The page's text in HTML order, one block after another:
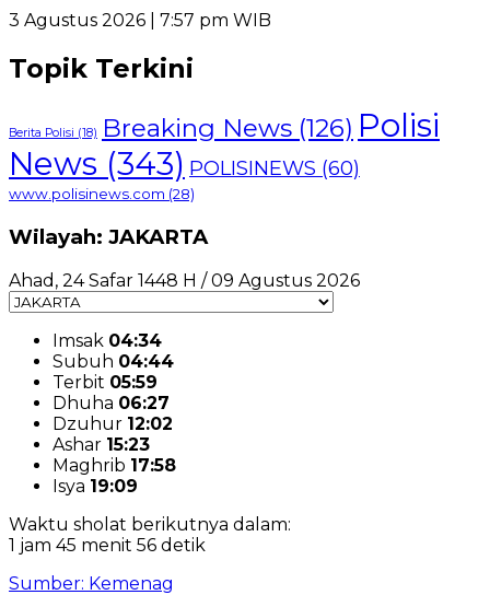
3 Agustus 2026 | 7:57 pm WIB
Topik Terkini
Berita Polisi (18) Breaking News (126) Polisi
News (343) POLISINEWS (60)
www.polisinews.com (28)
Wilayah: JAKARTA
Ahad, 24 Safar 1448 H / 09 Agustus 2026
Imsak 04:34
Subuh 04:44
Terbit 05:59
Dhuha 06:27
Dzuhur 12:02
Ashar 15:23
Maghrib 17:58
Isya 19:09
Waktu sholat berikutnya dalam:
1 jam 45 menit 55 detik
Sumber: Kemenag